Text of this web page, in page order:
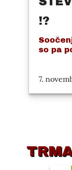
!?
so pa
7.